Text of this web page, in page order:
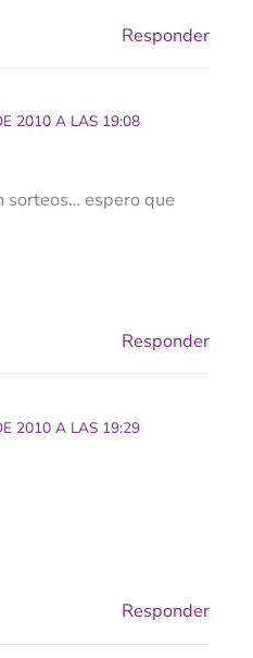
Responder
2010 A LAS 19:08
sorteos… espero que
Responder
2010 A LAS 19:29
Responder